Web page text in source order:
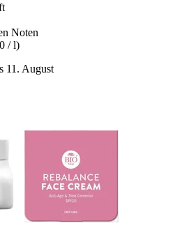
Noten
/ l)
11. August